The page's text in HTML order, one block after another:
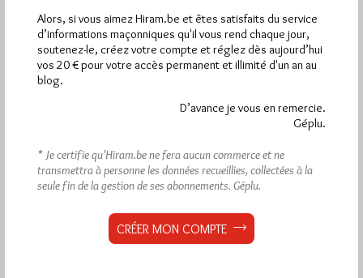
Alors, si vous aimez Hiram.be et êtes satisfaits du service
d’informations maçonniques qu'il vous rend chaque jour,
soutenez-le, créez votre compte et réglez dès aujourd’hui
vos 20 € pour votre accès permanent et illimité d'un an au
blog.
D’avance je vous en remercie.
Géplu.
* Je certifie qu’Hiram.be ne fera aucun commerce et ne
transmettra à personne les données recueillies, collectées à la
seule fin de la gestion de ses abonnements. Géplu.
CRÉER MON COMPTE